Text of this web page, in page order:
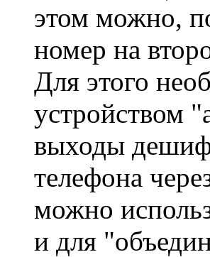
этом можно,
номер на
Для этого
устройством
выходы
телефона
можно
и для